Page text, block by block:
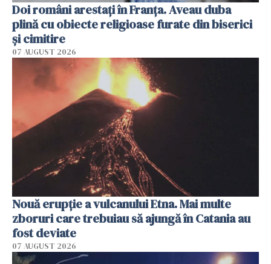
Doi români arestați în Franța. Aveau duba
plină cu obiecte religioase furate din biserici
și cimitire
07 AUGUST 2026
Nouă erupție a vulcanului Etna. Mai multe
zboruri care trebuiau să ajungă în Catania au
fost deviate
07 AUGUST 2026